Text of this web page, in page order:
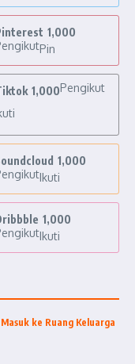
1,000
Pin
1,000Pengikut
1,000
Ikuti
1,000
Ikuti
ke Ruang Keluarga